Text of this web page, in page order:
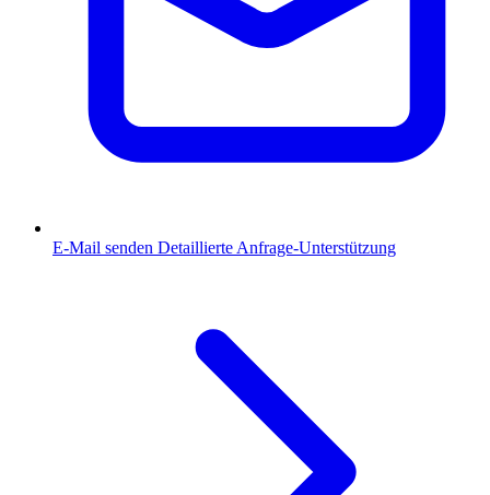
E-Mail senden Detaillierte Anfrage-Unterstützung